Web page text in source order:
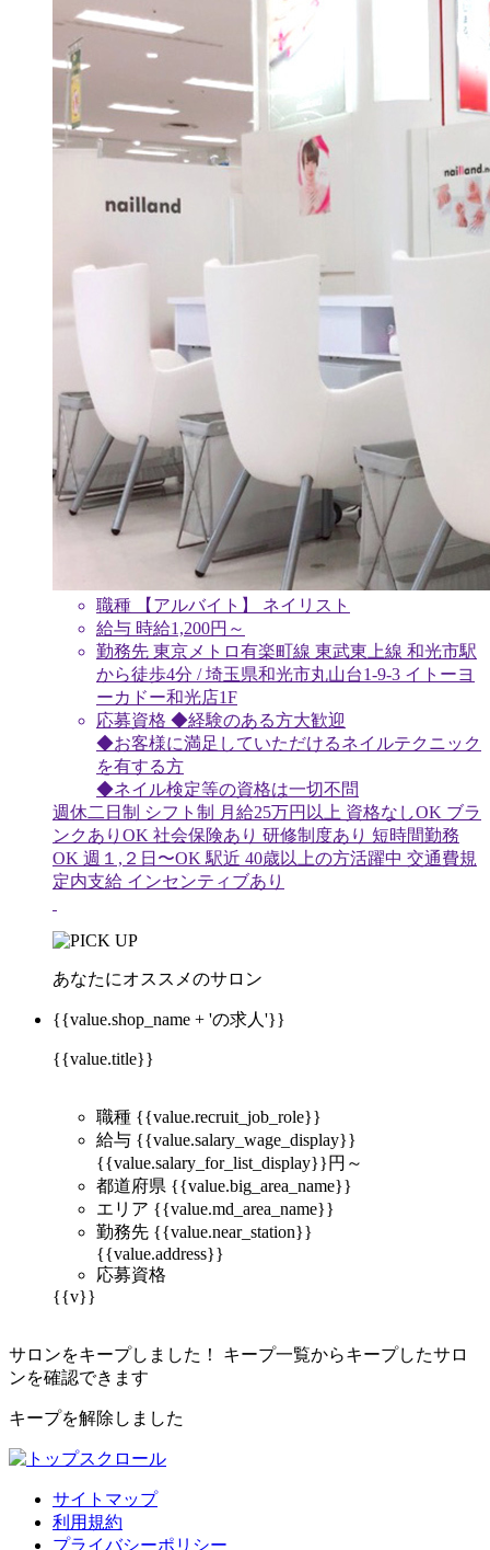
職種
【アルバイト】 ネイリスト
給与 時給1,200円～
勤務先 東京メトロ有楽町線 東武東上線 和光市駅
から徒歩4分 / 埼玉県和光市丸山台1-9-3 イトーヨ
ーカドー和光店1F
応募資格 ◆経験のある方大歓迎
◆お客様に満足していただけるネイルテクニック
を有する方
◆ネイル検定等の資格は一切不問
週休二日制 シフト制 月給25万円以上 資格なしOK ブラ
ンクありOK 社会保険あり 研修制度あり 短時間勤務
OK 週１,２日〜OK 駅近 40歳以上の方活躍中 交通費規
定内支給 インセンティブあり
あなたにオススメのサロン
{{value.shop_name + 'の求人'}}
{{value.title}}
職種 {{value.recruit_job_role}}
給与 {{value.salary_wage_display}}
{{value.salary_for_list_display}}円～
都道府県 {{value.big_area_name}}
エリア {{value.md_area_name}}
勤務先 {{value.near_station}}
{{value.address}}
応募資格
{{v}}
サロンをキープしました！ キープ一覧からキープしたサロ
ンを確認できます
キープを解除しました
サイトマップ
利用規約
プライバシーポリシー